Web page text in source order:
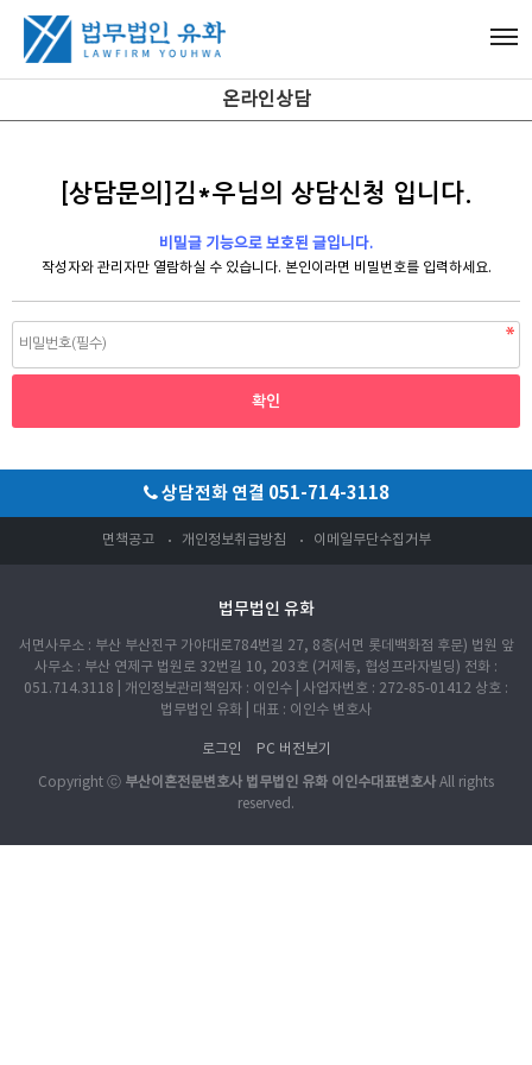
온라인상담
[상담문의]김*우님의 상담신청 입니다.
비밀글 기능으로 보호된 글입니다.
작성자와 관리자만 열람하실 수 있습니다. 본인이라면 비밀번호를 입력하세요.
상담전화 연결 051-714-3118
면책공고 개인정보취급방침 이메일무단수집거부
법무법인 유화
서면사무소 : 부산 부산진구 가야대로784번길 27, 8층(서면 롯데백화점 후문) 법원 앞
사무소 : 부산 연제구 법원로 32번길 10, 203호 (거제동, 협성프라자빌딩) 전화 :
051.714.3118 | 개인정보관리책임자 : 이인수 | 사업자번호 : 272-85-01412 상호 :
법무법인 유화 | 대표 : 이인수 변호사
로그인 PC 버전보기
Copyright ⓒ 부산이혼전문변호사 법무법인 유화 이인수대표변호사 All rights
reserved.